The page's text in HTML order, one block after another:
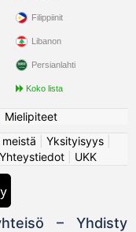
Filippiinit
Libanon
Persianlahti
Koko lista
Mielipiteet
Yksityisyys|
Yhteystiedot UKK
– Yhdisty